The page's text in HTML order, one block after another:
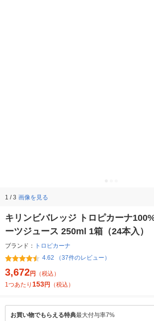
1 / 3 画像を見る
キリンビバレッジ トロピカーナ
ーツジュース 250ml 1箱（24本入）
ブランド：
トロピカーナ
4.62 （37件のレビュー）
3,672円
（税込）
1つあたり 153円 （税込）
お買い物でもらえる特典最大付与率7%